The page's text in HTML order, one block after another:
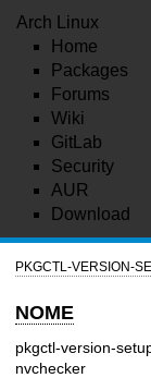
Arch Linux
Home
Packages
Forums
Wiki
GitLab
Security
AUR
Download
PKGCTL-VERSION-
NOME
pkgctl-version-
nvchecker